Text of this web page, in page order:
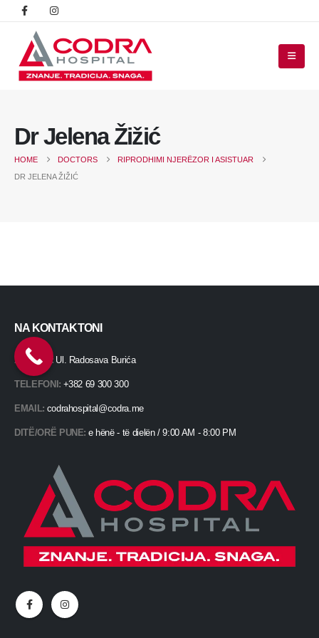
Dr Jelena Žižić
HOME DOCTORS
RIPRODHIMI NJERËZOR I ASISTUAR
DR JELENA ŽIŽIĆ
NA KONTAKTONI
ADRESË: Ul. Radosava Burića
TELEFONI: +382 69 300 300
EMAIL: codrahospital@codra.me
DITË/ORË PUNE: e hënë - të dielën / 9:00 AM - 8:00 PM